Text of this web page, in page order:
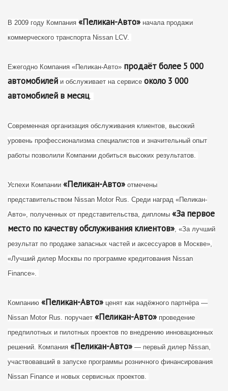
В 2009 году Компания «Пеликан-Авто» начала продажи
коммерческого транспорта Nissan LCV.
Ежегодно Компания «Пеликан-Авто» продаёт более 5 000
автомобилей и обслуживает на сервисе около 3 000
автомобилей в месяц.
Современная организация обслуживания клиентов, высокий
уровень профессионализма специалистов и значительный опыт
работы позволили Компании добиться высоких результатов.
Успехи Компании «Пеликан-Авто» отмечены
представительством Nissan Motor Rus. Среди наград «Пеликан-
Авто», полученных от представительства, дипломы «За первое
место по качеству обслуживания клиентов», «За лучший
результат по продаже запасных частей и аксессуаров в Москве»,
«Лучший дилер Москвы по программе кредитования Nissan
Finance».
Компанию «Пеликан-Авто» ценят как надёжного партнёра —
Nissan Motor Rus. поручает «Пеликан-Авто» проведение
предпилотных и пилотных проектов по внедрению инновационных
решений. Компания «Пеликан-Авто» — первый дилер Nissan,
участвовавший в запуске программы розничного финансирования
Nissan Finance и новых сервисных проектов.